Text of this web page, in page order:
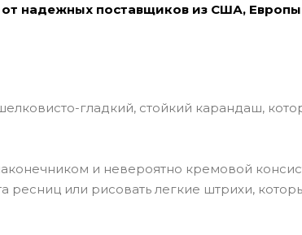
надежных поставщиков из США,
гладкий, стойкий карандаш,
и невероятно кремовой
ресниц или рисовать легкие штрихи,